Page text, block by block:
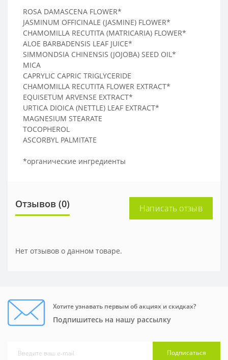
ROSA DAMASCENA FLOWER*
JASMINUM OFFICINALE (JASMINE) FLOWER*
CHAMOMILLA RECUTITA (MATRICARIA) FLOWER*
ALOE BARBADENSIS LEAF JUICE*
SIMMONDSIA CHINENSIS (JOJOBA) SEED OIL*
MICA
CAPRYLIC CAPRIC TRIGLYCERIDE
CHAMOMILLA RECUTITA FLOWER EXTRACT*
EQUISETUM ARVENSE EXTRACT*
URTICA DIOICA (NETTLE) LEAF EXTRACT*
MAGNESIUM STEARATE
TOCOPHEROL
ASCORBYL PALMITATE
*органические ингредиенты
Отзывов (0) Написать отзыв
Нет отзывов о данном товаре.
Хотите узнавать первым об акциях и скидках?
Подпишитесь на нашу рассылку
Подписаться